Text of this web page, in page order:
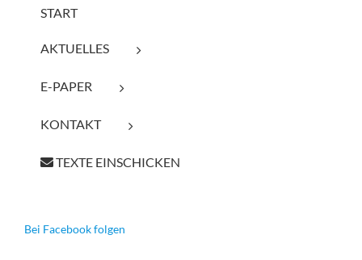
START
AKTUELLES
E-PAPER
KONTAKT
TEXTE EINSCHICKEN
Bei Facebook folgen